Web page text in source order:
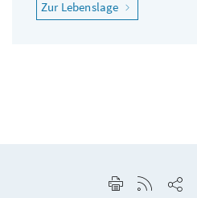
Zur Lebenslage "Ich möchte
SeiteRSS-